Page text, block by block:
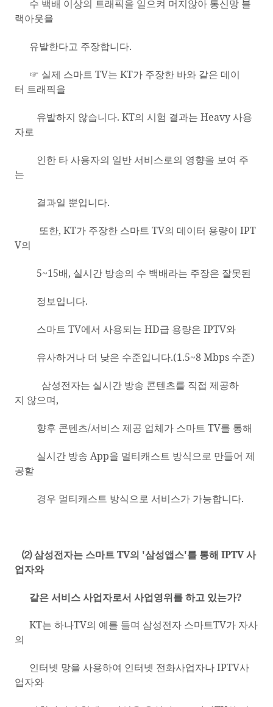
수 백배 이상의 트래픽을 일으켜 머지않아 통신망 블
랙아웃을
유발한다고 주장합니다.
☞ 실제 스마트 TV는 KT가 주장한 바와 같은 데이
터 트래픽을
유발하지 않습니다. KT의 시험 결과는 Heavy사용
자로
인한 타사용자의 일반 서비스로의 영향을 보여 주
는
결과일 뿐입니다.
또한, KT가 주장한 스마트 TV의 데이터 용량이 IPT
V의
5~15배, 실시간 방송의 수 백배라는 주장은 잘못된
정보입니다.
스마트 TV에서 사용되는 HD급 용량은 IPTV와
유사하거나 더 낮은 수준입니다.(1.5~8 Mbps 수준)
삼성전자는 실시간 방송 콘텐츠를 직접 제공하
지 않으며,
향후 콘텐츠/서비스 제공 업체가 스마트 TV를 통해
실시간 방송 App을 멀티캐스트 방식으로 만들어 제
공할
경우 멀티캐스트 방식으로 서비스가 가능합니다.
⑵ 삼성전자는 스마트TV의 '삼성앱스'를 통해 IPTV사
업자와
같은 서비스 사업자로서 사업영위를 하고 있는가?
KT는 하나TV의 예를 들며 삼성전자 스마트TV가 자사
의
인터넷 망을 사용하여 인터넷 전화사업자나IPTV사
업자와